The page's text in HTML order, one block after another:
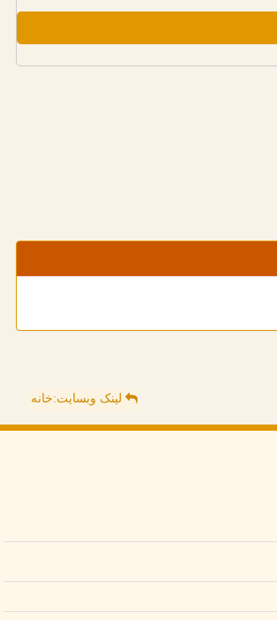
لینک وبسایت:خانه